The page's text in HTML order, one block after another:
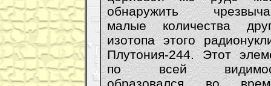
обнаружить
малые количества
изотопа этого
Плутония-244. Этот
по всей